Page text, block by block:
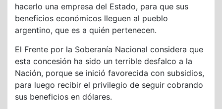
hacerlo una empresa del Estado, para que sus
beneficios económicos lleguen al pueblo
argentino, que es a quién pertenecen.
El Frente por la Soberanía Nacional considera que
esta concesión ha sido un terrible desfalco a la
Nación, porque se inició favorecida con subsidios,
para luego recibir el privilegio de seguir cobrando
sus beneficios en dólares.